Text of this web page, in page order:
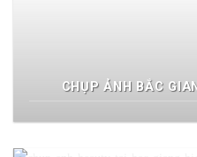
CHỤP ẢNH BẮC